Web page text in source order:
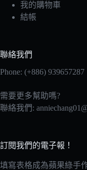
我的購物車
結帳
聯絡我們
Phone: (+886) 939657287
需要更多幫助嗎?
聯絡我們:
訂閱我們的電子報！
填寫表格成為蘋果綠手